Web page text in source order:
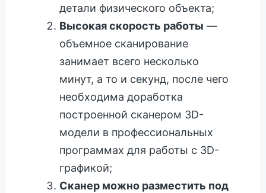
детали физического объекта;
Высокая скорость работы —
объемное сканирование
занимает всего несколько
минут, а то и секунд, после чего
необходима доработка
построенной сканером 3D-
модели в профессиональных
программах для работы с 3D-
графикой;
Сканер можно разместить под